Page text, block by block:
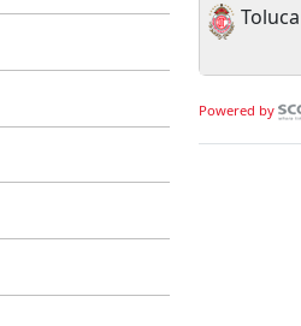
Toluca
Powered by